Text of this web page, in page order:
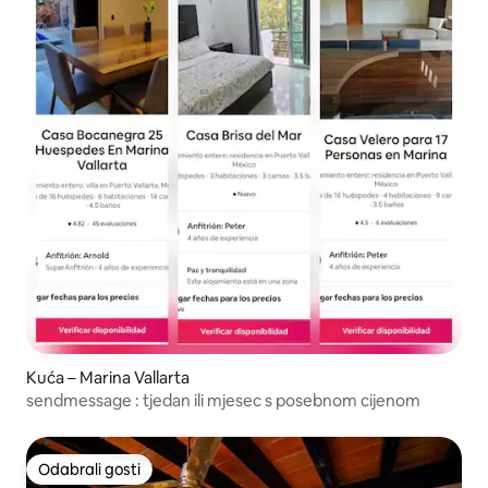
Kuća – Marina Vallarta
sendmessage : tjedan ili mjesec s posebnom cijenom
Odabrali gosti
Odabrali gosti